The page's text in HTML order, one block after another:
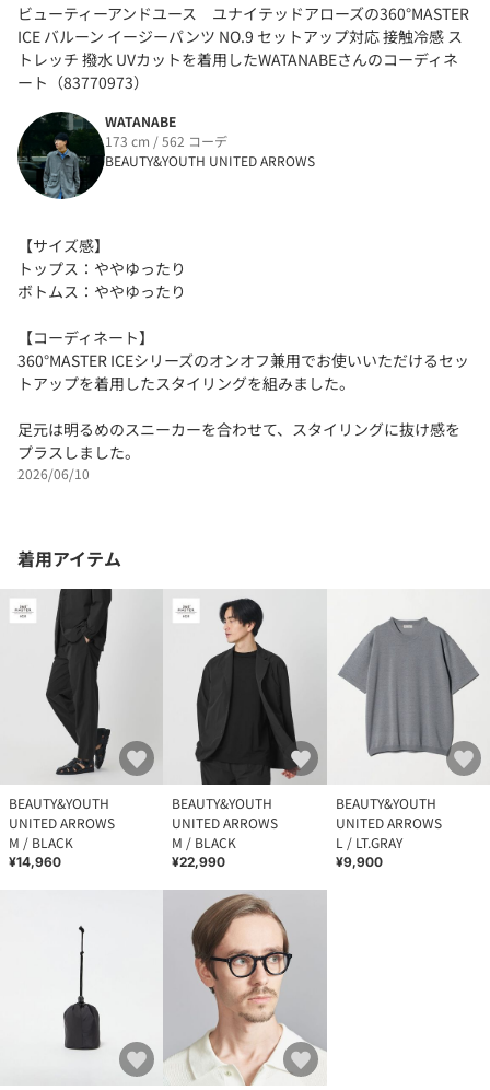
ビューティーアンドユース ユナイテッドアローズの360°MASTER
ICE バルーン イージーパンツ NO.9 セットアップ対応 接触冷感 ス
トレッチ 撥水 UVカットを着用したWATANABEさんのコーディネ
ート（83770973）
WATANABE
173 cm / 562 コーデ
BEAUTY&YOUTH UNITED ARROWS
【サイズ感】
トップス：ややゆったり
ボトムス：ややゆったり
【コーディネート】
360°MASTER ICEシリーズのオンオフ兼用でお使いいただけるセッ
トアップを着用したスタイリングを組みました。
足元は明るめのスニーカーを合わせて、スタイリングに抜け感を
プラスしました。
2026/06/10
着用アイテム
BEAUTY&YOUTH
UNITED ARROWS
M / BLACK
¥14,960
BEAUTY&YOUTH
UNITED ARROWS
M / BLACK
¥22,990
BEAUTY&YOUTH
UNITED ARROWS
L / LT.GRAY
¥9,900